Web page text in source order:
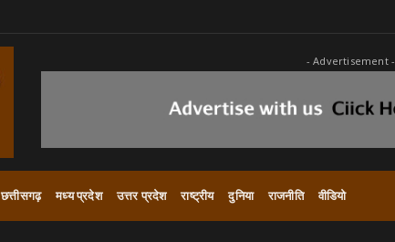
- Advertisement -
छत्तीसगढ़ मध्य प्रदेश उत्तर प्रदेश राष्ट्रीय दुनिया राजनीति वीडियो